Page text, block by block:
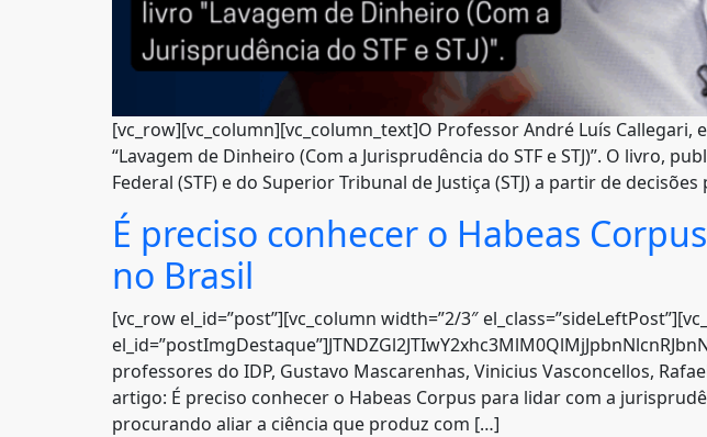
[vc_row][vc_column][vc_column_text]O Professor André Luís
“Lavagem de Dinheiro (Com a Jurisprudência do STF e STJ)”. O livro,
Federal (STF) e do Superior Tribunal de Justiça (STJ) a partir de
É preciso conhecer o Habeas
no Brasil
[vc_row el_id=”post”][vc_column width=”2/3″
professores do IDP, Gustavo Mascarenhas, Vinicius Vasconcellos,
artigo: É preciso conhecer o Habeas Corpus para lidar com a
procurando aliar a ciência que produz com […]